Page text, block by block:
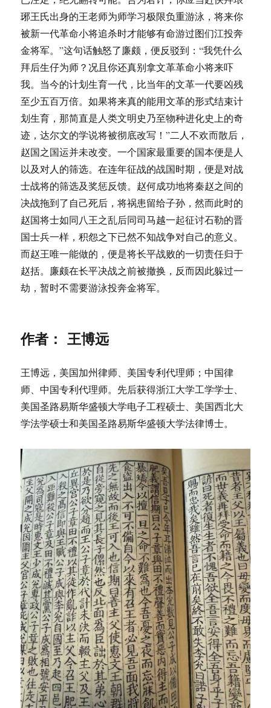
琊王氏出身的王老师为师学习极限负重游泳，将来你
被新一代革命小将追杀时才能够有命游过图们江投奔
金将军。”这句话触怒了廉颇，便反驳到：“我凭什么
拜后生仔为师？况且你还真别拿文革革命小将来吓
我。当今的计划生育一代，比当年的文革一代要凶残
至少五百万倍。如果将来真的能用文革的形式结束计
划生育，那简直是人类文明史乃至物种进化史上的奇
迹，达尔文的学说将被彻底改写！”二人不欢而散后，
赵国之国运并未改变。一个国家最重要的国本便是人
以及对人的筛选。在连年征战的战国时期，便是对战
士战将的筛选及奖惩反馈。赵何成功地将秦赵之间的
决战拖到了自己死后，将祸患留给子孙，然而此时的
赵国将士如同八王之乱后同司马越一起征讨石勒的晋
国士兵一样，积怨之下已然不知战争对自己的意义。
而赵王唯一能做的，便是将长平战败的一切责任归于
赵括。廉颇在长平决战之前被撤换，反而因此躲过一
劫，暂时不需要游泳投奔金将军。
作者： 王博远
王博远，美国加州律师、美国专利代理师；中国律
师、中国专利代理师。先后获得浙江大学工学学士、
美国圣路易斯华盛顿大学电子工程硕士、美国西北大
学法学硕士和美国圣路易斯华盛顿大学法律博士。